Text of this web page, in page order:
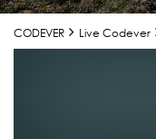
CODEVER Live Codever